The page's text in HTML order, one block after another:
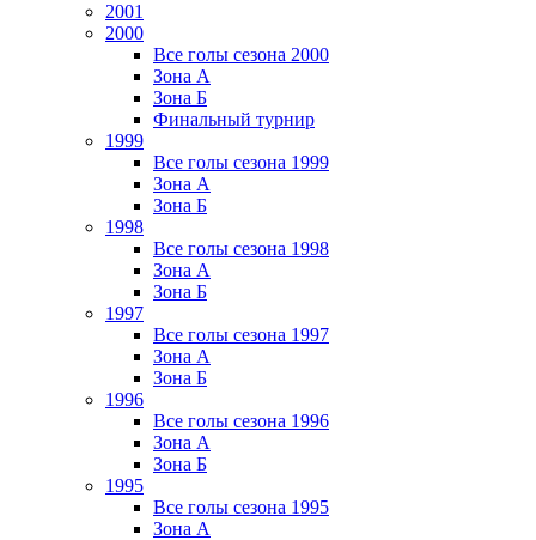
2001
2000
Все голы сезона 2000
Зона А
Зона Б
Финальный турнир
1999
Все голы сезона 1999
Зона А
Зона Б
1998
Все голы сезона 1998
Зона А
Зона Б
1997
Все голы сезона 1997
Зона А
Зона Б
1996
Все голы сезона 1996
Зона А
Зона Б
1995
Все голы сезона 1995
Зона А